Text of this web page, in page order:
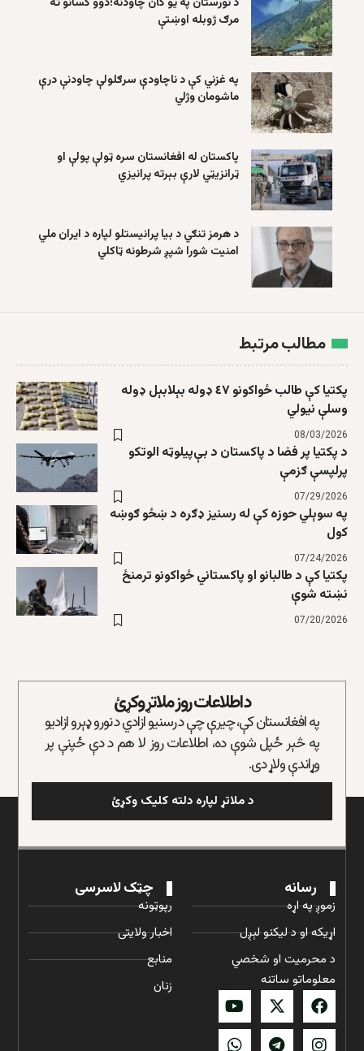
مرګ ژوبله اوښتې
په غزني کې د ناچاودې سرګلولې چاودنې درې
ماشومان وژلي
پاکستان له افغانستان سره ټولې پولې او
ټرانزیټي لارې بېرته پرانیزي
د هرمز تنګي د بیا پرانیستلو لپاره د ایران ملي
امنیت شورا شپږ شرطونه ټاکلي
مطالب مرتبط
پکتیا کې طالب ځواکونو ٤٧ ډوله بېلابېل ډوله
وسلې نیولي
08/03/2026
د پکتیا پر فضا د پاکستان د بې‌پيلوټه الوتکو
پرلپسې ګزمې
07/29/2026
په سوېلي حوزه کې له رسنیز ډګره د ښځو ګوښه
کول
07/24/2026
پکتیا کې د طالبانو او پاکستاني ځواکونو ترمنځ
نښته شوې
07/20/2026
د اطلاعات روز ملاتړ وکړئ
په افغانستان کې، چیرې چې د رسنیو ازادي د نورو ډېرو ازادیو
په څېر ځپل شوې ده، اطلاعات روز لا هم د دې ځپنې پر
وړاندې ولاړ دی.
د ملاتړ لپاره دلته کلیک وکړئ
رسانه
زموږ په اړه
اړیکه او د لیکنو لېږل
د محرمیت او شخصي
معلوماتو ساتنه
چټک لاسرسی
رپوټونه
اخبار ولایتی
منابع
زنان